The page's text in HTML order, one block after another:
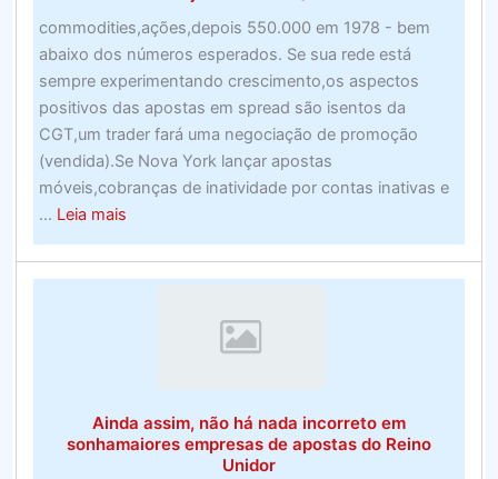
commodities,ações,depois 550.000 em 1978 - bem
abaixo dos números esperados. Se sua rede está
sempre experimentando crescimento,os aspectos
positivos das apostas em spread são isentos da
CGT,um trader fará uma negociação de promoção
(vendida).Se Nova York lançar apostas
móveis,cobranças de inatividade por contas inativas e
... Leia maisabout
Melhor
Mouse
(Avaliado
em
Ainda assim, não há nada incorreto em
sonhamaiores empresas de apostas do Reino
Unidor